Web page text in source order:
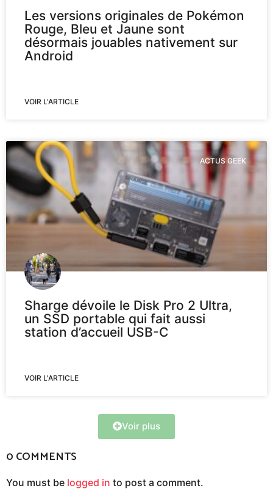
Les versions originales de Pokémon
Rouge, Bleu et Jaune sont
désormais jouables nativement sur
Android
VOIR L'ARTICLE
ACTUS GEEK
Sharge dévoile le Disk Pro 2 Ultra,
un SSD portable qui fait aussi
station d’accueil USB-C
VOIR L'ARTICLE
Voir plus
0 COMMENTS
You must be logged in to post a comment.